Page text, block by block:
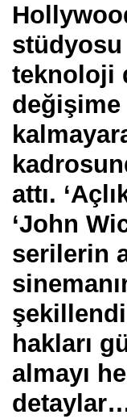
teknoloji
değişime
attı.
‘John
serilerin
hakları
almayı